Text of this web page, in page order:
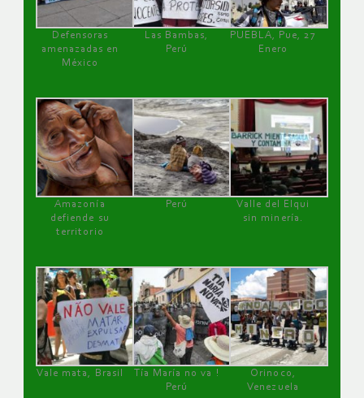
Defensoras
amenazadas en
México
Las Bambas,
Perú
PUEBLA, Pue, 27
Enero
Amazonía
defiende su
territorio
Perú
Valle del Elqui
sin minería.
Vale mata, Brasil
Tía María no va !
Perú
Orinoco,
Venezuela